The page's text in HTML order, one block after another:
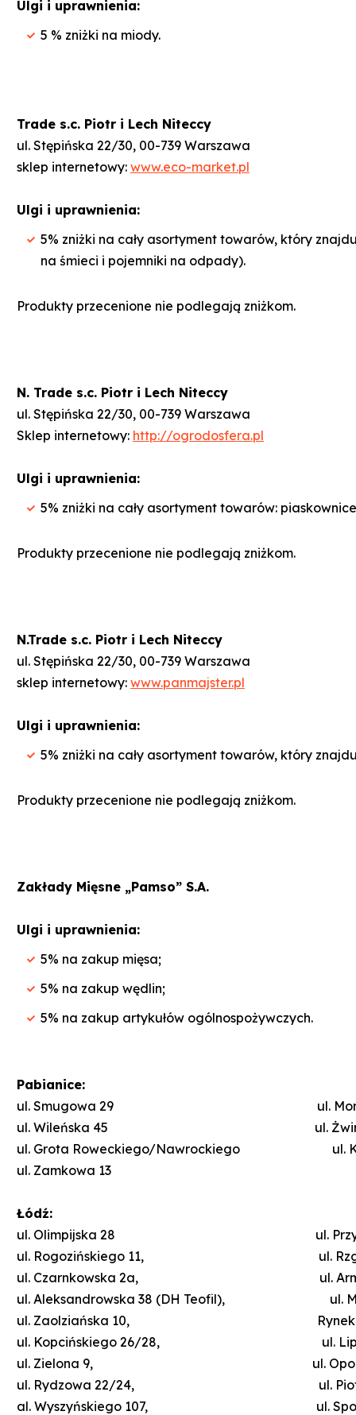
Ulgi i uprawnienia:
5 % zniżki na miody.
Trade s.c. Piotr i Lech Niteccy
ul. Stępińska 22/30, 00-739 Warszawa
sklep internetowy: www.eco-market.pl
Ulgi i uprawnienia:
5% zniżki na cały asortyment towarów, który
na śmieci i pojemniki na odpady).
Produkty przecenione nie podlegają zniżkom.
N. Trade s.c. Piotr i Lech Niteccy
ul. Stępińska 22/30, 00-739 Warszawa
Sklep internetowy: http://ogrodosfera.pl
Ulgi i uprawnienia:
5% zniżki na cały asortyment towarów:
Produkty przecenione nie podlegają zniżkom.
N.Trade s.c. Piotr i Lech Niteccy
ul. Stępińska 22/30, 00-739 Warszawa
sklep internetowy: www.panmajster.pl
Ulgi i uprawnienia:
5% zniżki na cały asortyment towarów, który
Produkty przecenione nie podlegają zniżkom.
Zakłady Mięsne „Pamso” S.A.
Ulgi i uprawnienia:
5% na zakup mięsa;
5% na zakup wędlin;
5% na zakup artykułów ogólnospożywczych.
Pabianice:
ul. Smugowa 29 ul. Moniuszki
ul. Wileńska 45 ul. Żwirki i
ul. Grota Roweckiego/Nawrockiego ul.
ul. Zamkowa 13
Łódź:
ul. Olimpijska 28 ul.
ul. Rogozińskiego 11, ul.
ul. Czarnkowska 2a, ul. Armii
ul. Aleksandrowska 38 (DH Teofil), ul.
ul. Zaolziańska 10, Rynek Batory
ul. Kopcińskiego 26/28, ul. Lipiec
ul. Zielona 9, ul. Opolczyka
ul. Rydzowa 22/24, ul.
al. Wyszyńskiego 107, ul.